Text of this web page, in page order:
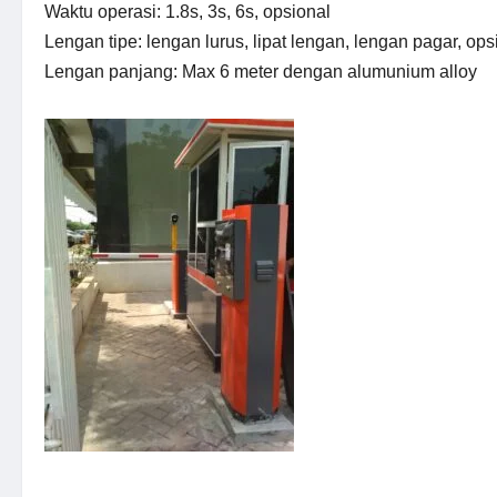
Waktu operasi: 1.8s, 3s, 6s, opsional
Lengan tipe: lengan lurus, lipat lengan, lengan pagar,
Lengan panjang: Max 6 meter dengan alumunium alloy